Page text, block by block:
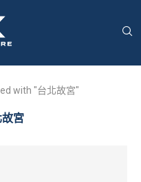
with "台北故宮"
宮